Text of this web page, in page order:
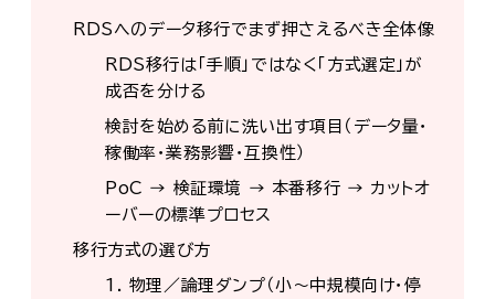
RDSへのデータ移行でまず押さえるべき全体像
RDS移行は「手順」ではなく「方式選定」が
成否を分ける
検討を始める前に洗い出す項目（データ量・
稼働率・業務影響・互換性）
PoC → 検証環境 → 本番移行 → カットオ
ーバーの標準プロセス
移行方式の選び方
1. 物理／論理ダンプ（小～中規模向け・停